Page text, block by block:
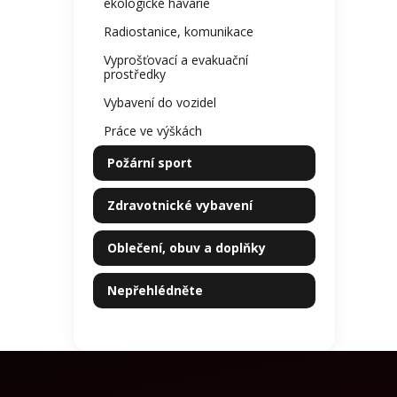
Radiostanice, komunikace
Vyprošťovací a evakuační
prostředky
Vybavení do vozidel
Práce ve výškách
Požární sport
Zdravotnické vybavení
Oblečení, obuv a doplňky
Nepřehlédněte